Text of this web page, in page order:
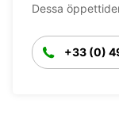
Dessa
+33 (0)